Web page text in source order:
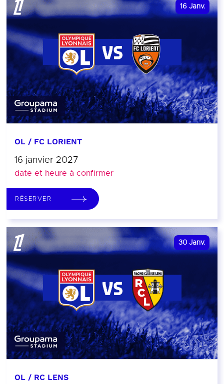
16 Janv.
OL / FC LORIENT
16 janvier 2027
date et heure à confirmer
RÉSERVER
30 Janv.
OL / RC LENS